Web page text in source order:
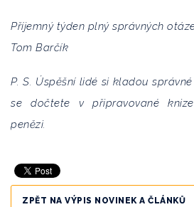
Příjemný týden plný správných
Tom Barčík
P. S. Úspěšní lidé si kladou
se dočtete v připravované
penězi.
ZPĚT NA VÝPIS NOVINEK A ČLÁNKŮ